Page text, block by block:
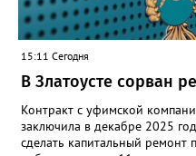
15:11 Сегодня
В Златоусте сорван
Контракт с уфимской
заключила в декабре 2025
сделать капитальный